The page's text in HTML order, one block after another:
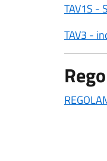
TAV1S -
TAV3 -